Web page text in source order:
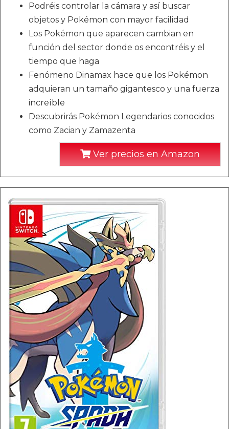
Podréis controlar la cámara y así buscar
objetos y Pokémon con mayor facilidad
Los Pokémon que aparecen cambian en
función del sector donde os encontréis y el
tiempo que haga
Fenómeno Dinamax hace que los Pokémon
adquieran un tamaño gigantesco y una fuerza
increíble
Descubrirás Pokémon Legendarios conocidos
como Zacian y Zamazenta
Ver precios en Amazon